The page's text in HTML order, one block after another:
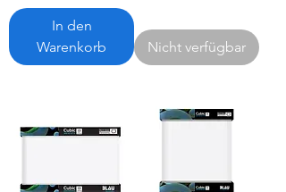
In den
Warenkorb
Nicht verfügbar